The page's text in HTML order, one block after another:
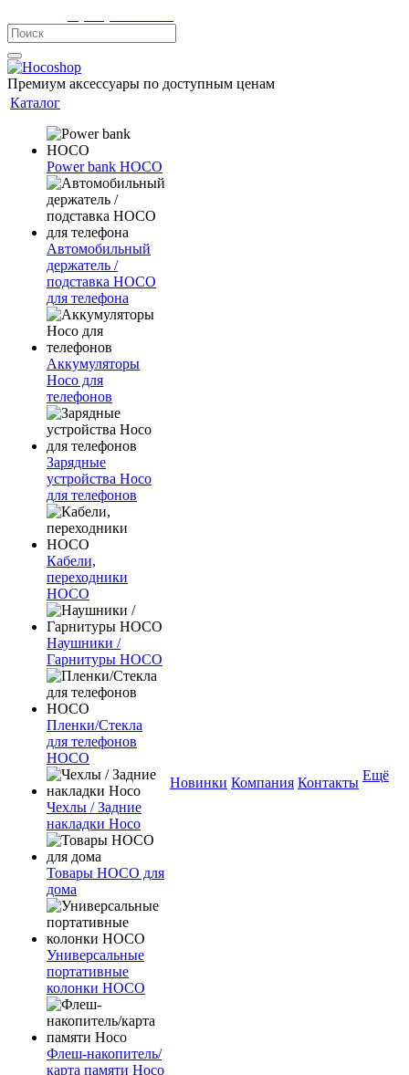
Премиум аксессуары по доступным ценам
Каталог
Power bank HOCO
Автомобильный
держатель /
подставка HOCO
для телефона
Аккумуляторы
Hoco для
телефонов
Зарядные
устройства Hoco
для телефонов
Кабели,
переходники
HOCO
Наушники /
Гарнитуры HOCO
Пленки/Стекла
для телефонов
HOCO
Чехлы / Задние
накладки Hoco
Товары HOCO для
дома
Универсальные
портативные
колонки HOCO
Флеш-накопитель/
карта памяти Hoco
Новинки Компания Контакты Ещё